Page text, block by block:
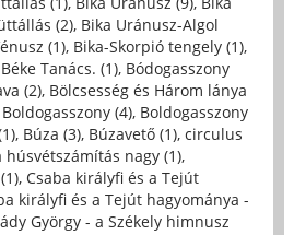
(2), Bika Uránusz-Algol
(1), Bika-Skorpió tengely (1),
Tanács. (1), Bódogasszony
(2), Bölcsesség és Három lánya
Boldogasszony (4), Boldogasszony
, Búza (3), Búzavető (1), circulus
nagy (1),
, Csaba királyfi és a Tejút
királyfi és a Tejút hagyománya -
György - a Székely himnusz